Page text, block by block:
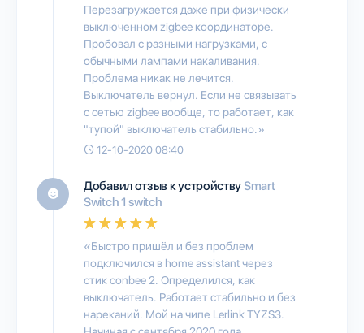
Перезагружается даже при физически
выключенном zigbee координаторе.
Пробовал с разными нагрузками, с
обычными лампами накаливания.
Проблема никак не лечится.
Выключатель вернул. Если не связывать
с сетью zigbee вообще, то работает, как
"тупой" выключатель стабильно.»
12-10-2020 08:40
Добавил отзыв к устройствуSmart
Switch 1 switch
«Быстро пришёл и без проблем
подключился в home assistant через
стик conbee 2. Определился, как
выключатель. Работает стабильно и без
нареканий. Мой на чипе Lerlink TYZS3.